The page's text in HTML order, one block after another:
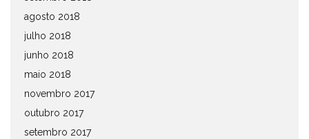
agosto 2018
julho 2018
junho 2018
maio 2018
novembro 2017
outubro 2017
setembro 2017